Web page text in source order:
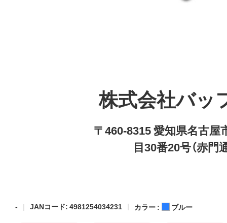
株式会社バッ
〒460-8315 愛知県名古屋
目30番20号（赤門
- JANコード: 4981254034231 カラー : ブルー